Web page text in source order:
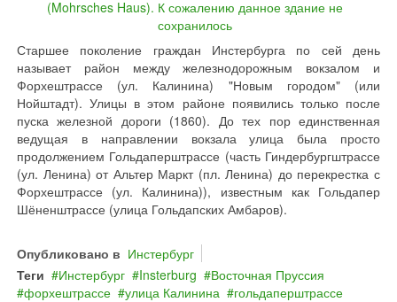
Старшее поколение граждан Инстербурга по сей день
называет район между железнодорожным вокзалом и
Форхештрассе (ул. Калинина) "Новым городом" (или
Нойштадт). Улицы в этом районе появились только после
пуска железной дороги (1860). До тех пор единственная
ведущая в направлении вокзала улица была просто
продолжением Гольдаперштрассе (часть Гиндербургштрассе
(ул. Ленина) от Альтер Маркт (пл. Ленина) до перекрестка с
Форхештрассе (ул. Калинина)), известным как Гольдапер
Шёненштрассе (улица Гольдапских Амбаров).
Опубликовано в Инстербург
Теги
Инстербург Insterburg
Восточная Пруссия
форхештрассе
улица Калинина
гольдаперштрассе